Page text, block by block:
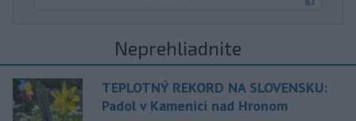
Neprehliadnite
TEPLOTNÝ REKORD NA SLOVENSKU:
Padol v Kamenici nad Hronom